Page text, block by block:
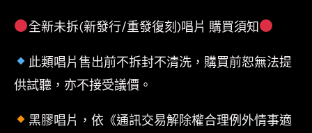
全新未拆(新發行/重發復刻)唱片 購買須知
此類唱片售出前不拆封不清洗，購買前恕無法提
供試聽，亦不接受議價。
黑膠唱片，依《通訊交易解除權合理例外情事適